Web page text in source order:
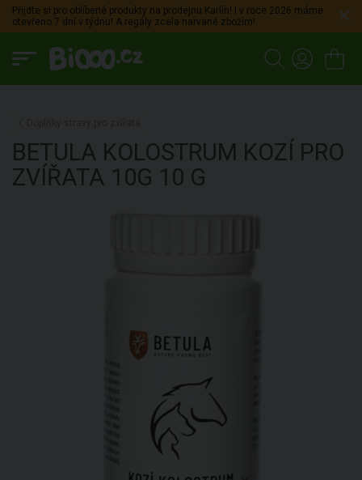
Přijdte si pro oblíbené produkty na prodejnu Karlín! I v roce 2026 máme
otevřeno 7 dní v týdnu! A regály zcela narvané zbožím!
BETULA KOLOSTRUM KOZÍ PRO
ZVÍŘATA 10G 10 G